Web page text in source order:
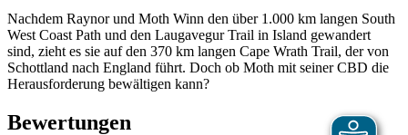
Nachdem Raynor und Moth Winn den über 1.000 km langen South
West Coast Path und den Laugavegur Trail in Island gewandert
sind, zieht es sie auf den 370 km langen Cape Wrath Trail, der von
Schottland nach England führt. Doch ob Moth mit seiner CBD die
Herausforderung bewältigen kann?
Bewertungen